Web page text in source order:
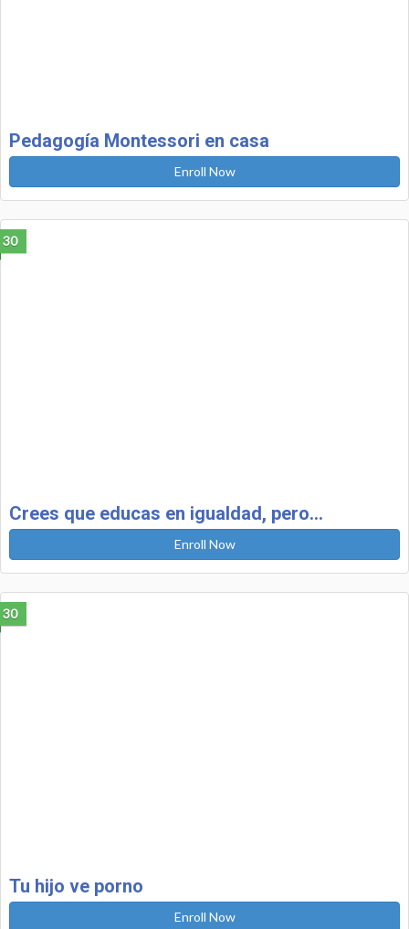
Pedagogía Montessori en casa
Enroll Now
30
Crees que educas en igualdad, pero…
Enroll Now
30
Tu hijo ve porno
Enroll Now